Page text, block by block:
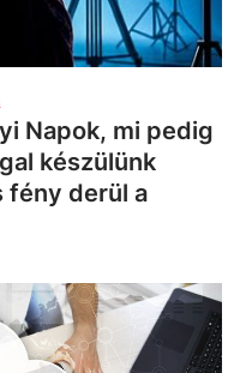
Napok, mi pedig
készülünk
fény derül a